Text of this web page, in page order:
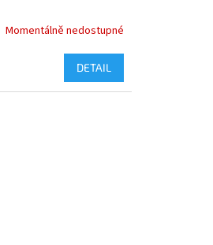
Momentálně nedostupné
DETAIL